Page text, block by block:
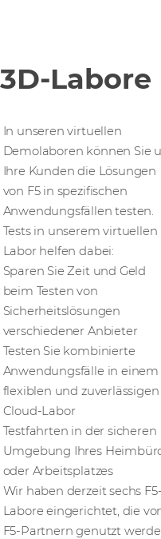
3D-Labore
In unseren virtuellen
Demolaboren können Sie
Ihre Kunden die Lösungen
von F5 in spezifischen
Anwendungsfällen testen.
Tests in unserem virtuellen
Labor helfen dabei:
Sparen Sie Zeit und Geld
beim Testen von
Sicherheitslösungen
verschiedener Anbieter
Testen Sie kombinierte
Anwendungsfälle in einem
flexiblen und zuverlässigen
Cloud-Labor
Testfahrten in der sicheren
Umgebung Ihres
oder Arbeitsplatzes
Wir haben derzeit sechs F5-
Labore eingerichtet, die
F5-Partnern genutzt